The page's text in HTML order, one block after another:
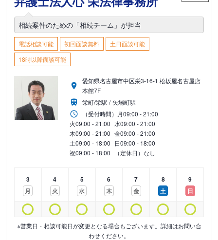
相続案件のための「相続チーム」が担当
電話相談可能 初回面談無料
土日面談可能
18時以降面談可能
愛知県名古屋市中区栄3-16-1 松坂屋名古屋店
本館7F
栄町/栄駅
矢場町駅
（受付時間） 月09:00 - 21:00
火09:00 - 21:00 水09:00 - 21:00
木09:00 - 21:00 金09:00 - 21:00
土09:00 - 18:00 日09:00 - 18:00
祝09:00 - 18:00 （定休日）なし
3
月
4
火
5
水
6
木
7
金
8
土
9
日
※営業日・相談可能日が変更となる場合もございます。詳細はお問い合
わせください。